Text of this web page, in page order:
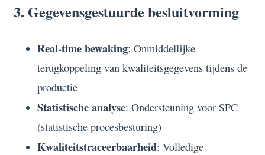
3. Gegevensgestuurde besluitvorming
Real-time bewaking: Onmiddellijke
terugkoppeling van kwaliteitsgegevens tijdens de
productie
Statistische analyse: Ondersteuning voor SPC
(statistische procesbesturing)
Kwaliteitstraceerbaarheid: Volledige